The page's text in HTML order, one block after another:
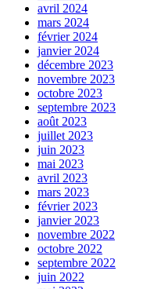
avril 2024
mars 2024
février 2024
janvier 2024
décembre 2023
novembre 2023
octobre 2023
septembre 2023
août 2023
juillet 2023
juin 2023
mai 2023
avril 2023
mars 2023
février 2023
janvier 2023
novembre 2022
octobre 2022
septembre 2022
juin 2022